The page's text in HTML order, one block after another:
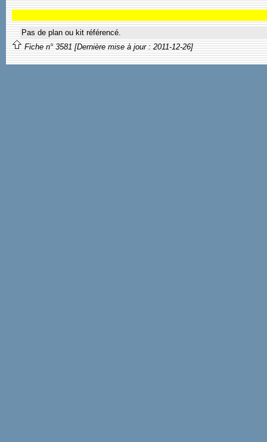
Pas de plan ou kit référencé.
Fiche n° 3581 [Dernière mise à jour : 2011-12-26]